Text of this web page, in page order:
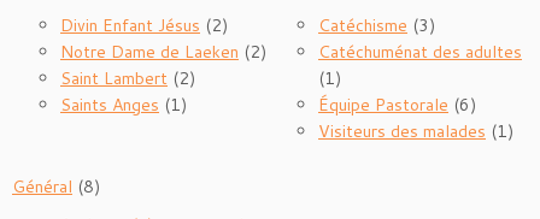
Divin Enfant Jésus (2)
Notre Dame de Laeken (2)
Saint Lambert (2)
Saints Anges (1)
Catéchisme (3)
Catéchuménat des adultes
(1)
Équipe Pastorale (6)
Visiteurs des malades (1)
Général (8)